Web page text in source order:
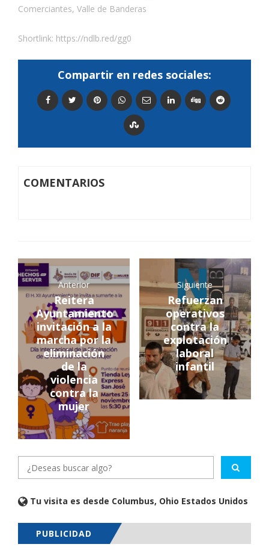
Comerciantes, Valle de Banderas
Shortlink: https://ndlb.red/gg0
Compartir en redes sociales:
COMENTARIOS
Anterior
Reitera
Ayuntamiento
invitación a la
marcha por la
eliminación
de la
violencia
contra la
mujer
Siguiente
Refuerzan
operativos
contra la
explotación
laboral
infantil
Tu visita es desde Columbus, Ohio Estados Unidos
PUBLICIDAD